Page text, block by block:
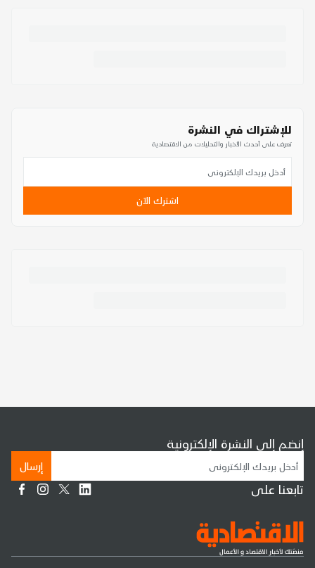
للإشتراك في النشرة
تعرف على أحدث الأخبار والتحليلات من الاقتصادية
اشترك الآن
إنضم إلى النشرة الإلكترونية
إرسال
تابعنا على